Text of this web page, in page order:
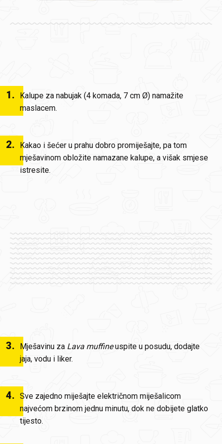
1.
Kalupe za nabujak (4 komada, 7 cm Ø) namažite
maslacem.
2.
Kakao i šećer u prahu dobro promiješajte, pa tom
mješavinom obložite namazane kalupe, a višak smjese
istresite.
3. Mješavinu za Lava muffineuspite u posudu, dodajte
jaja, vodu i liker.
4. Sve zajedno miješajte električnom miješalicom
najvećom brzinom jednu minutu, dok ne dobijete glatko
tijesto.